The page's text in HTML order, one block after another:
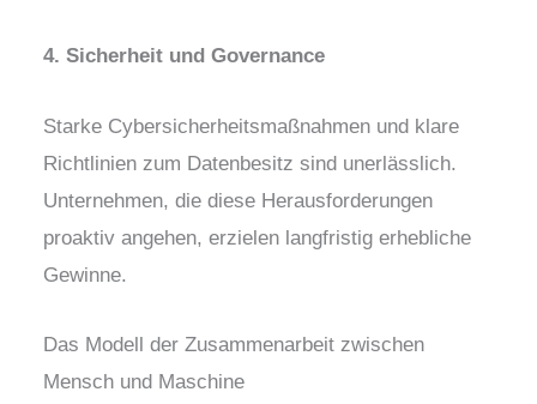
4. Sicherheit und Governance
Starke Cybersicherheitsmaßnahmen und klare
Richtlinien zum Datenbesitz sind unerlässlich.
Unternehmen, die diese Herausforderungen
proaktiv angehen, erzielen langfristig erhebliche
Gewinne.
Das Modell der Zusammenarbeit zwischen
Mensch und Maschine